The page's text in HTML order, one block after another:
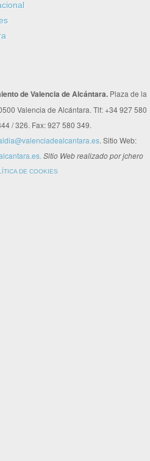
de Valencia de Alcántara. Plaza de la
Valencia de Alcántara. Tlf: +34 927 580
/ 326. Fax: 927 580 349.
. Sitio Web:
Sitio Web realizado por jchero
DE COOKIES